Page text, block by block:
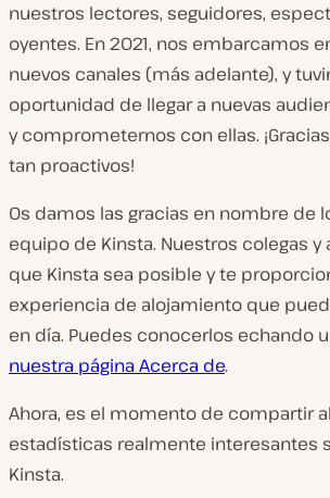
nuestros lectores, seguidores,
oyentes. En 2021, nos embarcamos
nuevos canales (más adelante), y
oportunidad de llegar a nuevas
y comprometernos con ellas.
tan proactivos!
Os damos las gracias en nombre de
equipo de Kinsta. Nuestros colegas y
que Kinsta sea posible y te
experiencia de alojamiento que
en día. Puedes conocerlos echando
nuestra página Acerca de.
Ahora, es el momento de compartir
estadísticas realmente interesantes
Kinsta.